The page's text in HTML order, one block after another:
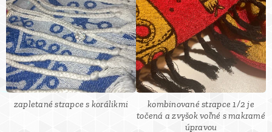
zapletané strapce s korálikmi
kombinované strapce 1/2 je
točená a zvyšok voľné s makramé
úpravou